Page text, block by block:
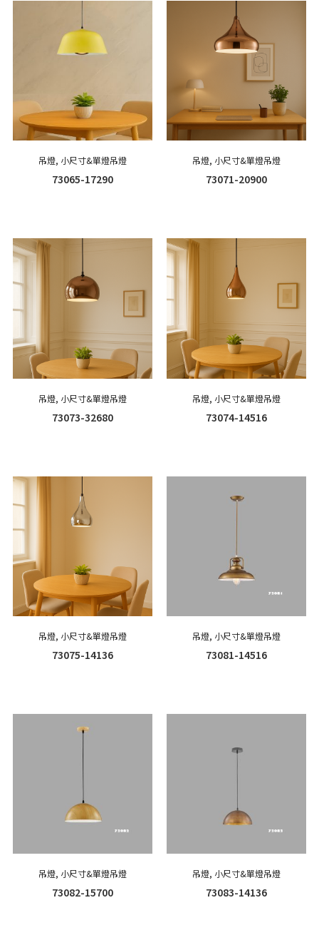
吊燈, 小尺寸&單燈吊燈
73065-17290
吊燈, 小尺寸&單燈吊燈
73071-20900
吊燈, 小尺寸&單燈吊燈
73073-32680
吊燈, 小尺寸&單燈吊燈
73074-14516
吊燈, 小尺寸&單燈吊燈
73075-14136
吊燈, 小尺寸&單燈吊燈
73081-14516
吊燈, 小尺寸&單燈吊燈
73082-15700
吊燈, 小尺寸&單燈吊燈
73083-14136